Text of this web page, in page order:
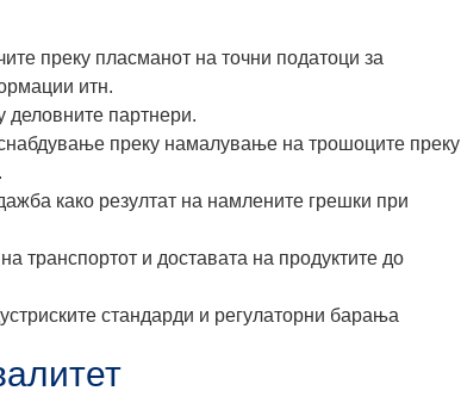
преку пласманот на точни податоци за
итн.
деловните партнери.
преку намалување на трошоците преку
како резултат на намлените грешки при
транспортот и доставата на продуктите до
стандарди и регулаторни барања